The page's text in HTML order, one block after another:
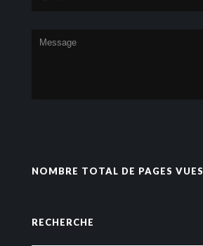
NOMBRE TOTAL DE PAGES VUES
RECHERCHE